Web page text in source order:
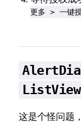
更多 > 一键
ListView
这是个怪问题